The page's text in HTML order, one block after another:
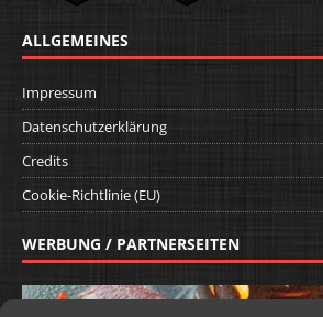
ALLGEMEINES
Impressum
Datenschutzerklärung
Credits
Cookie-Richtlinie (EU)
WERBUNG / PARTNERSEITEN